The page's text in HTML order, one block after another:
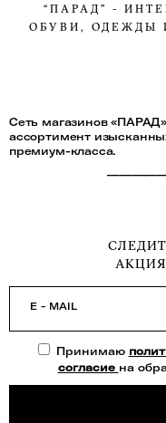
“ПАРАД” -
ОБУВИ, ОДЕЖДЫ
Сеть магазинов
ассортимент
премиум-класса.
E - MAIL
Принимаю
согласие на